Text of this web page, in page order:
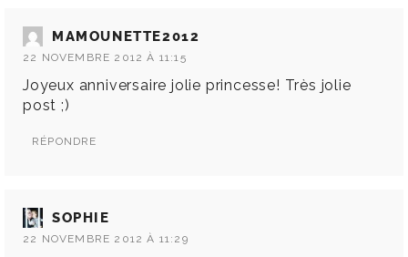
MAMOUNETTE2012
22 NOVEMBRE 2012 À 11:15
Joyeux anniversaire jolie princesse! Très jolie
post ;)
RÉPONDRE
SOPHIE
22 NOVEMBRE 2012 À 11:29